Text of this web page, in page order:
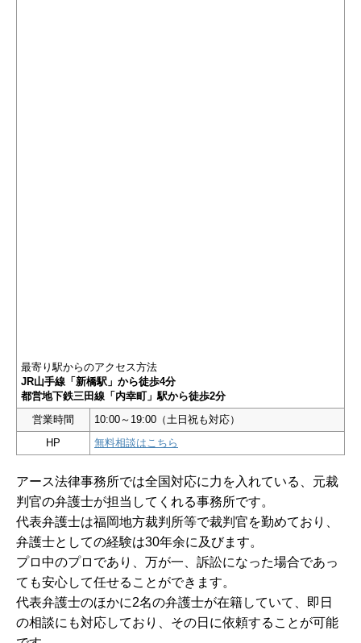
最寄り駅からのアクセス方法
JR山手線「新橋駅」から徒歩4分
都営地下鉄三田線「内幸町」駅から徒歩2分
営業時間
10:00～19:00（土日祝も対応）
HP
無料相談はこちら
アース法律事務所では全国対応に力を入れている、元裁
判官の弁護士が担当してくれる事務所です。
代表弁護士は福岡地方裁判所等で裁判官を勤めており、
弁護士としての経験は30年余に及びます。
プロ中のプロであり、万が一、訴訟になった場合であっ
ても安心して任せることができます。
代表弁護士のほかに2名の弁護士が在籍していて、即日
の相談にも対応しており、その日に依頼することが可能